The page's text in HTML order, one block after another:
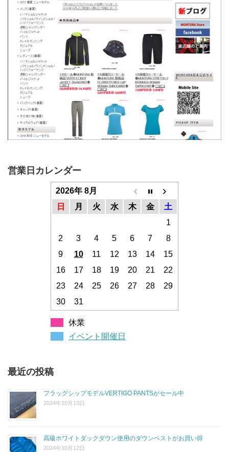
営業日カレンダー
2026年 8月
日
月 火 水 木 金
土
1
2
3 4 5 6 7
8
9
10 11 12 13 14
15
16
17 18 19 20 21
22
23
24 25 26 27 28
29
30
31
休業
イベント開催日
最近の投稿
フラッグシップモデルVERTIGO PANTSがセール中
2024年10月13日
高級ホワイトダックダウン使用のダウンベストがお買い得
2024年10月12日